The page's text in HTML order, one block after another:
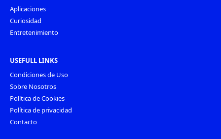
Aplicaciones
Curiosidad
Entretenimiento
USEFULL LINKS
Condiciones de Uso
Sobre Nosotros
Política de Cookies
Política de privacidad
Contacto